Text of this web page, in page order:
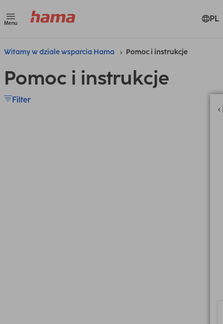
Menu PL
Witamy w dziale wsparcia Hama Pomoc i instrukcje
Pomoc i instrukcje
Filter